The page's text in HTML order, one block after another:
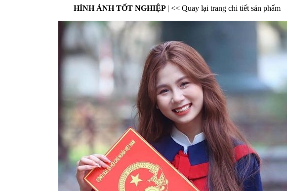
HÌNH ẢNH TỐT NGHIỆP | << Quay lại trang chi tiết sản phẩm